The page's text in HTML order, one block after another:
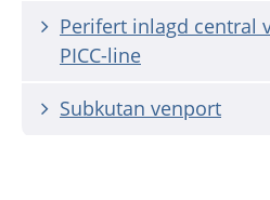
Perifert inlagd central
PICC-line
Subkutan venport